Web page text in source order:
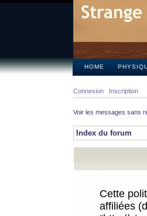
HOME
Connexion Inscription
Voir les messages sans
Index du forum
Cette
affiliées